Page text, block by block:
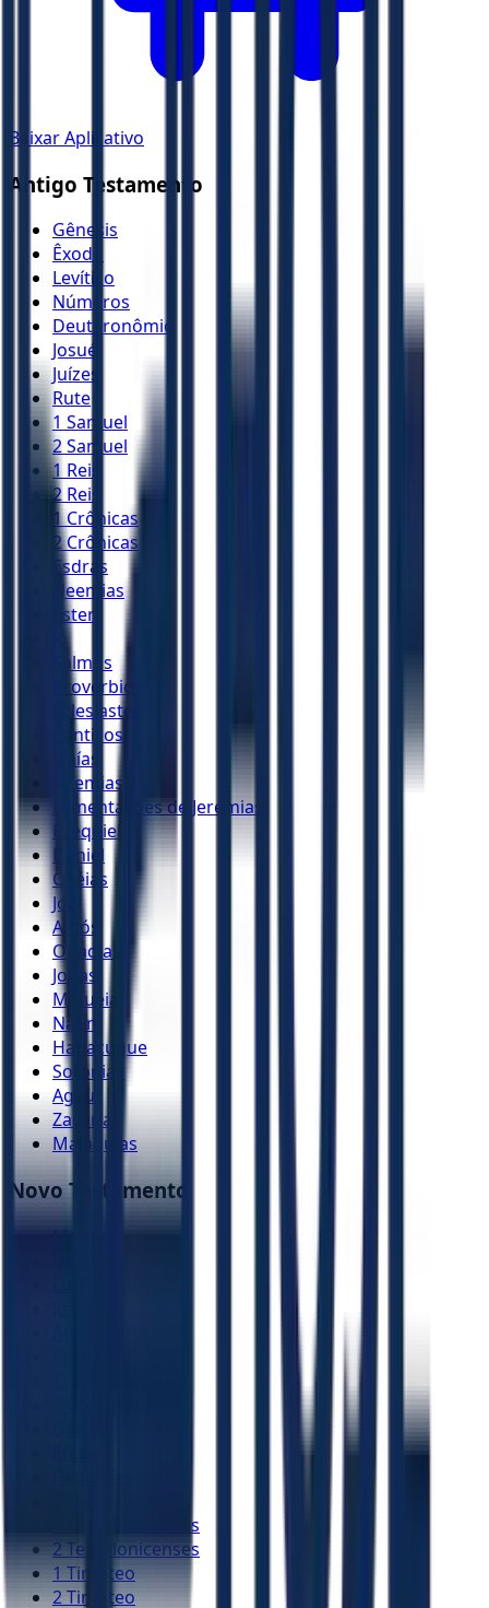
Baixar Aplicativo
Antigo Testamento
Gênesis
Êxodo
Levítico
Números
Deuteronômio
Josué
Juízes
Rute
1 Samuel
2 Samuel
1 Reis
2 Reis
1 Crônicas
2 Crônicas
Esdras
Neemias
Ester
Jó
Salmos
Provérbios
Eclesiastes
Cânticos
Isaías
Jeremias
Lamentações de Jeremias
Ezequiel
Daniel
Oséias
Joel
Amós
Obadias
Jonas
Miquéias
Naum
Habacuque
Sofonias
Ageu
Zacarias
Malaquias
Novo Testamento
1 Tessalonicenses
2 Tessalonicenses
1 Timóteo
2 Timóteo